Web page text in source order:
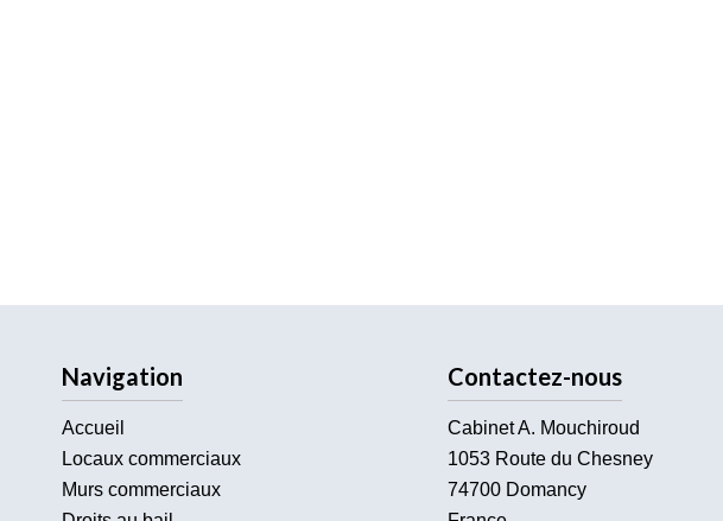
Navigation
Accueil
Locaux commerciaux
Murs commerciaux
Contactez-nous
Cabinet A. Mouchiroud
1053 Route du Chesney
74700Domancy